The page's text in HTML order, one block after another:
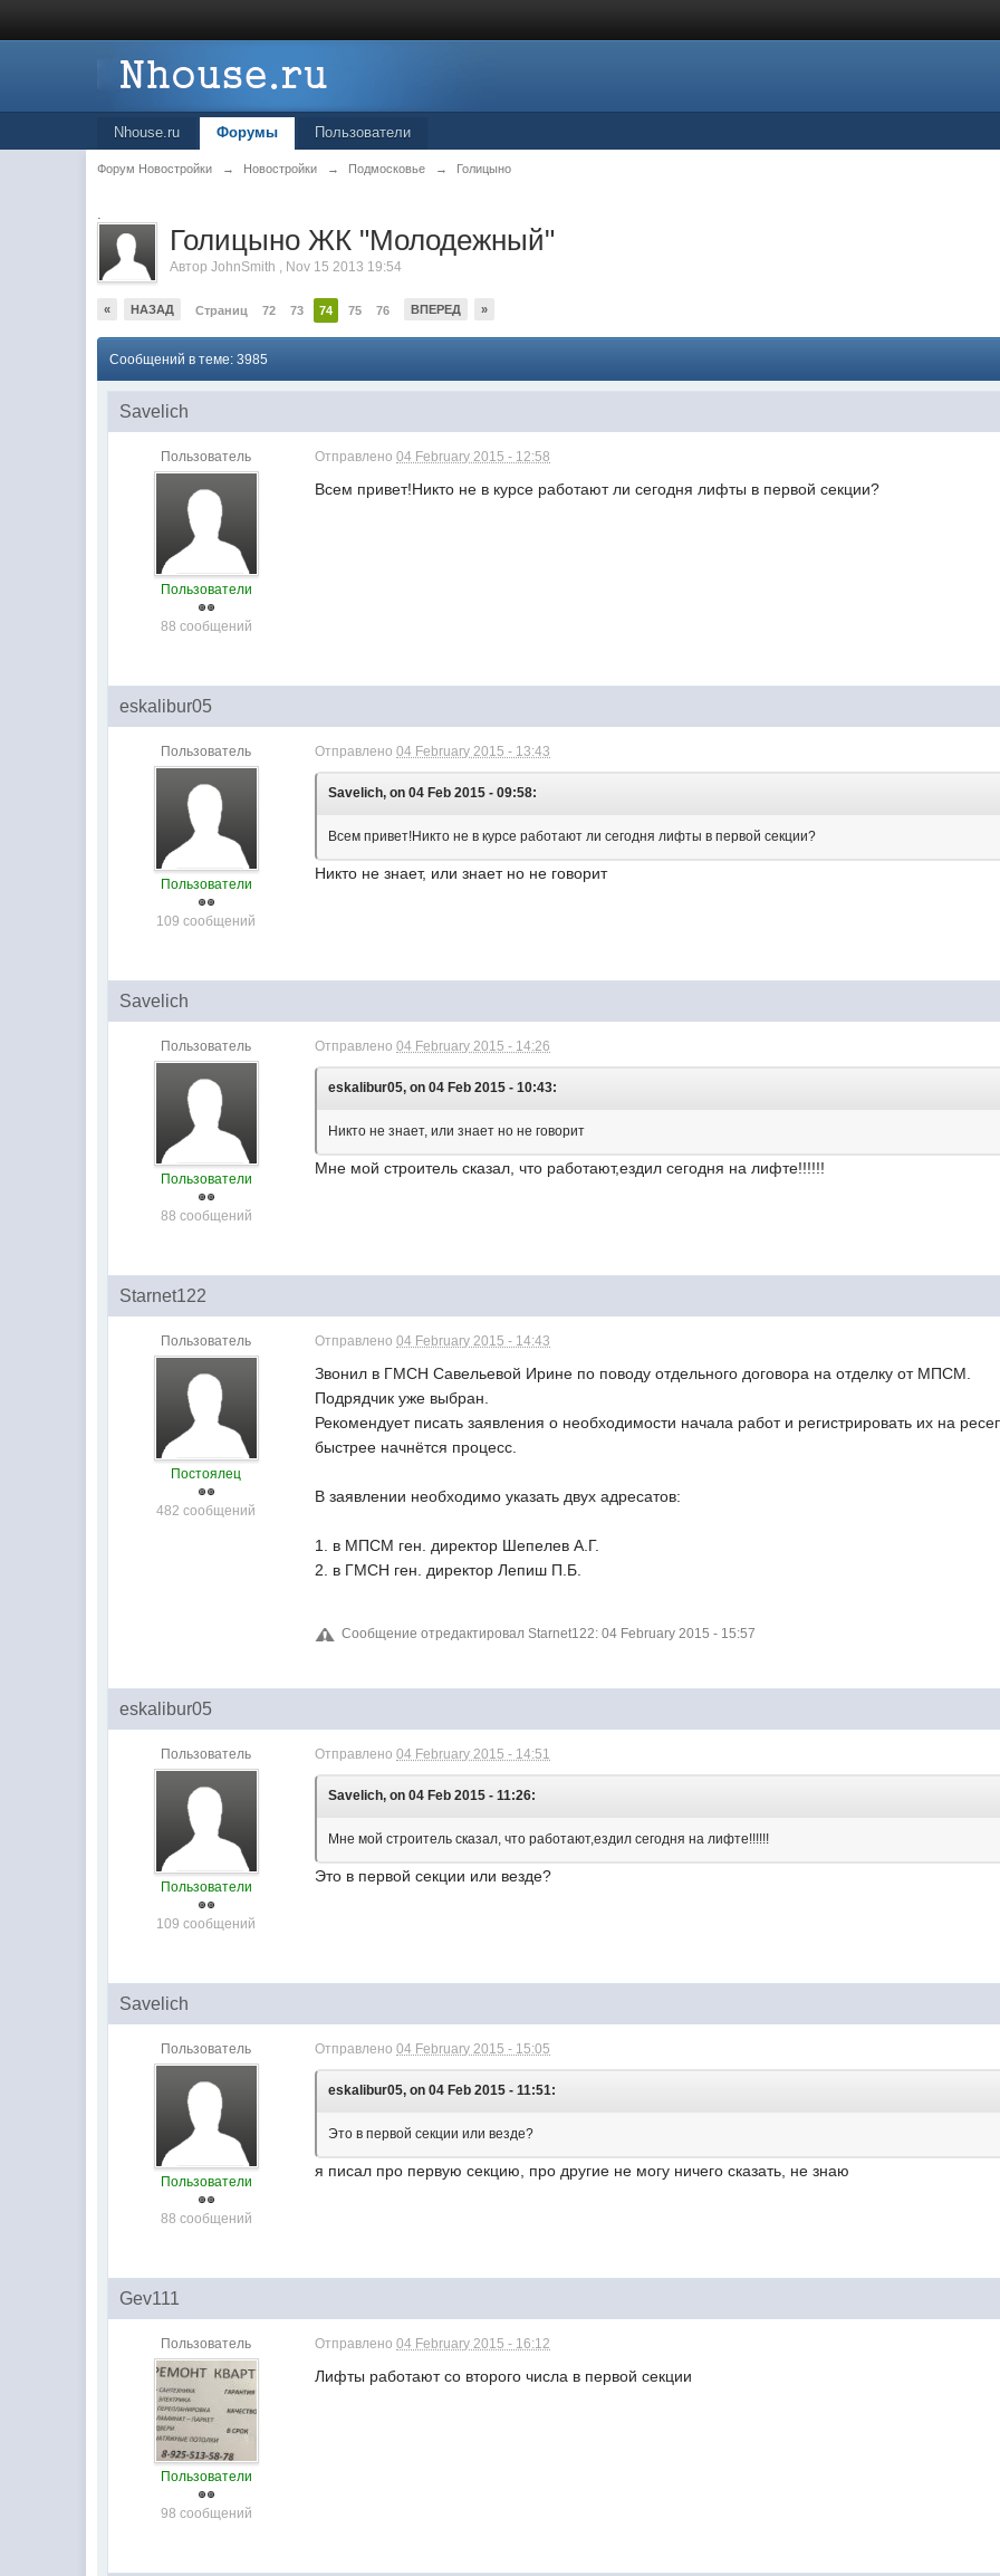
Nhouse.ru Форумы Пользователи
Форум Новостройки → Новостройки → Подмосковье → Голицыно
.
Голицыно ЖК "Молодежный"
АвторJohnSmith , Nov 15 2013 19:54
« НАЗАД Страниц 72 73 74 75 76 ВПЕРЕД »
Сообщений в теме: 3985
Savelich
Пользователь
Пользователи
88 сообщений
Отправлено04 February 2015 - 12:58
Всем привет!Никто не в курсе работают ли сегодня лифты в первой секции?
eskalibur05
Пользователь
Пользователи
109 сообщений
Отправлено04 February 2015 - 13:43
Savelich, on 04 Feb 2015 - 09:58:
Всем привет!Никто не в курсе работают ли сегодня лифты в первой секции?
Никто не знает, или знает но не говорит
Savelich
Пользователь
Пользователи
88 сообщений
Отправлено04 February 2015 - 14:26
eskalibur05, on 04 Feb 2015 - 10:43:
Никто не знает, или знает но не говорит
Мне мой строитель сказал, что работают,ездил сегодня на лифте!!!!!!
Starnet122
Пользователь
Постоялец
482 сообщений
Отправлено04 February 2015 - 14:43
Звонил в ГМСН Савельевой Ирине по поводу отдельного договора на отделку от МПСМ.
Подрядчик уже выбран.
Рекомендует писать заявления о необходимости начала работ и регистрировать их на
быстрее начнётся процесс.
В заявлении необходимо указать двух адресатов:
1. в МПСМ ген. директор Шепелев А.Г.
2. в ГМСН ген. директор Лепиш П.Б.
Сообщение отредактировал Starnet122: 04 February 2015 - 15:57
eskalibur05
Пользователь
Пользователи
109 сообщений
Отправлено04 February 2015 - 14:51
Savelich, on 04 Feb 2015 - 11:26:
Мне мой строитель сказал, что работают,ездил сегодня на лифте!!!!!!
Это в первой секции или везде?
Savelich
Пользователь
Пользователи
88 сообщений
Отправлено04 February 2015 - 15:05
eskalibur05, on 04 Feb 2015 - 11:51:
Это в первой секции или везде?
я писал про первую секцию, про другие не могу ничего сказать, не знаю
Gev111
Пользователь
Пользователи
98 сообщений
Отправлено04 February 2015 - 16:12
Лифты работают со второго числа в первой секции